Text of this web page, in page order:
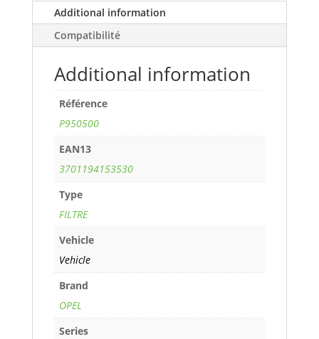
12/22>
ref.
P950500
Additional information
Compatibilité
Additional information
Référence
P950500
EAN13
3701194153530
Type
FILTRE
Vehicle
Vehicle
Brand
OPEL
Series